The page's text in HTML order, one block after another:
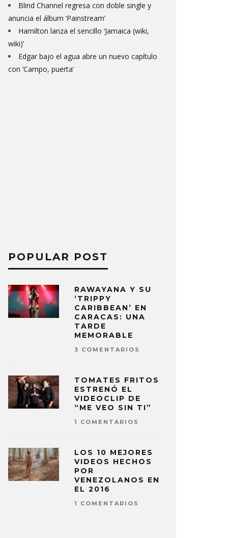
Blind Channel regresa con doble single y
anuncia el álbum ‘Painstream’
Hamilton lanza el sencillo ‘Jamaica (wiki,
wiki)’
Edgar bajo el agua abre un nuevo capítulo
con ‘Campo, puerta’
POPULAR POST
RAWAYANA Y SU
‘TRIPPY
CARIBBEAN’ EN
CARACAS: UNA
TARDE
MEMORABLE
3 COMENTARIOS
TOMATES FRITOS
ESTRENÓ EL
VIDEOCLIP DE
“ME VEO SIN TI”
1 COMENTARIOS
LOS 10 MEJORES
VIDEOS HECHOS
POR
VENEZOLANOS EN
EL 2016
1 COMENTARIOS